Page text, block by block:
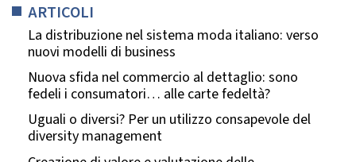
ARTICOLI
La distribuzione nel sistema moda italiano: verso
nuovi modelli di business
Nuova sfida nel commercio al dettaglio: sono
fedeli i consumatori… alle carte fedeltà?
Uguali o diversi? Per un utilizzo consapevole del
diversity management